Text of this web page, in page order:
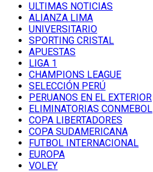
ULTIMAS NOTICIAS
ALIANZA LIMA
UNIVERSITARIO
SPORTING CRISTAL
APUESTAS
LIGA 1
CHAMPIONS LEAGUE
SELECCIÓN PERÚ
PERUANOS EN EL EXTERIOR
ELIMINATORIAS CONMEBOL
COPA LIBERTADORES
COPA SUDAMERICANA
FUTBOL INTERNACIONAL
EUROPA
VOLEY